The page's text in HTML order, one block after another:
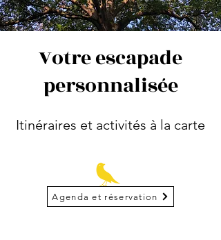
Votre escapade
personnalisée
Itinéraires et activités à la carte
Agenda et réservation